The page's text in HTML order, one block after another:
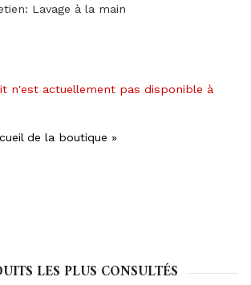
Lavage à la main
n'est actuellement pas disponible à
de la boutique »
LES PLUS CONSULTÉS